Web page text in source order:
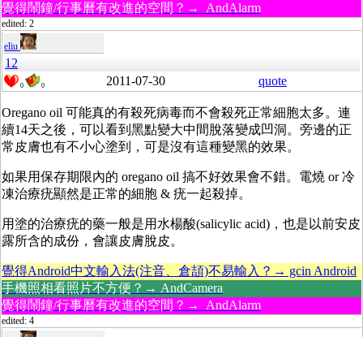
覺得鬧鐘/行事曆有改進的空間？→ AndAlarm
edited: 2
eliu
12
0 0 2011-07-30 quote
Oregano oil 可能真的有殺死病毒而不會殺死正常細胞太多。連
續14天之後，可以看到黑點變大中間脫落變成凹洞。旁邊的正
常皮膚也有不小心塗到，可是沒有這種變黑的效果。
如果用保存期限內的 oregano oil 搞不好效果會不錯。電燒 or 冷
凍治療疣顯然是正常的細胞 & 疣一起殺掉。
用塗的治療疣的藥一般是用水楊酸(salicylic acid)，也是以前安皮
露所含的成份，會讓皮膚脫皮。
覺得Android中文輸入法(注音、倉頡)不易輸入？→ gcin Android
手機照相看照片不方便？→ AndCamera
覺得鬧鐘/行事曆有改進的空間？→ AndAlarm
edited: 4